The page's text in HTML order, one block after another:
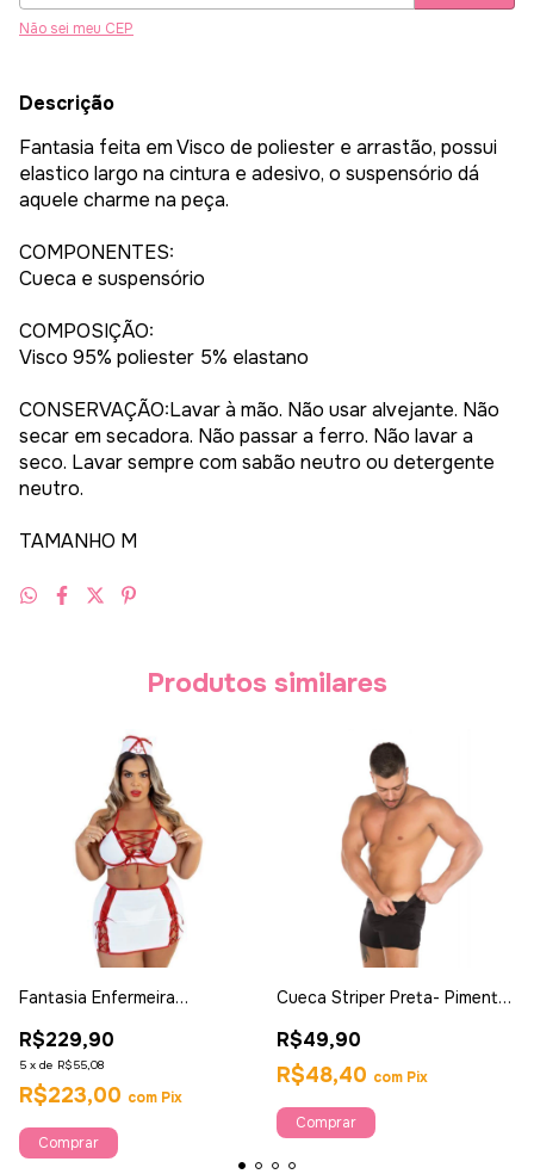
Não sei meu CEP
Descrição
Fantasia feita em Visco de poliester e arrastão, possui
elastico largo na cintura e adesivo, o suspensório dá
aquele charme na peça.
COMPONENTES:
Cueca e suspensório
COMPOSIÇÃO:
Visco 95% poliester 5% elastano
CONSERVAÇÃO:Lavar à mão. Não usar alvejante. Não
secar em secadora. Não passar a ferro. Não lavar a
seco. Lavar sempre com sabão neutro ou detergente
neutro.
TAMANHO M
Produtos similares
Fantasia Enfermeira
Veneno
R$229,90
5 x de R$55,08
R$223,00 com Pix
Cueca Striper Preta- Pimenta
R$49,90
R$48,40 com Pix